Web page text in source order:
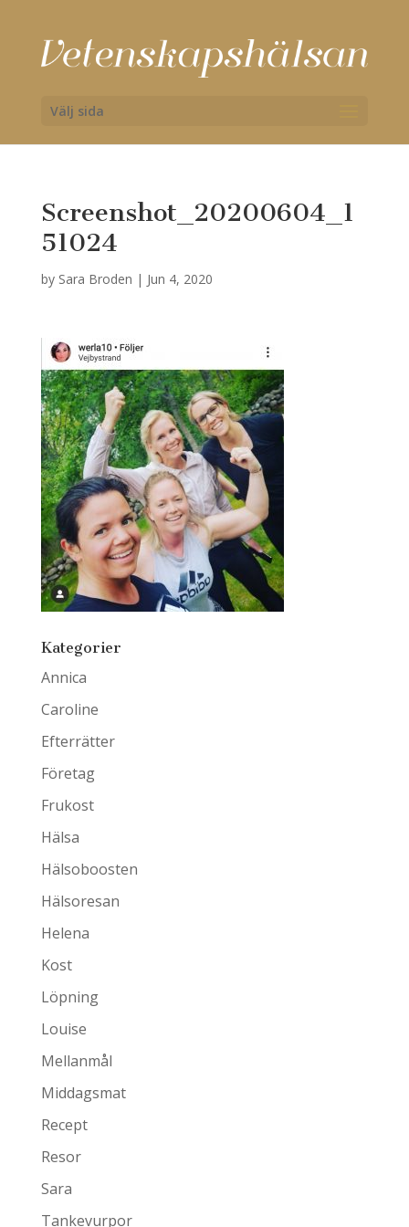
Välj sida
Screenshot_20200604_1
51024
by Sara Broden | Jun 4, 2020
Kategorier
Annica
Caroline
Efterrätter
Företag
Frukost
Hälsa
Hälsoboosten
Hälsoresan
Helena
Kost
Löpning
Louise
Mellanmål
Middagsmat
Recept
Resor
Sara
Tankevurpor